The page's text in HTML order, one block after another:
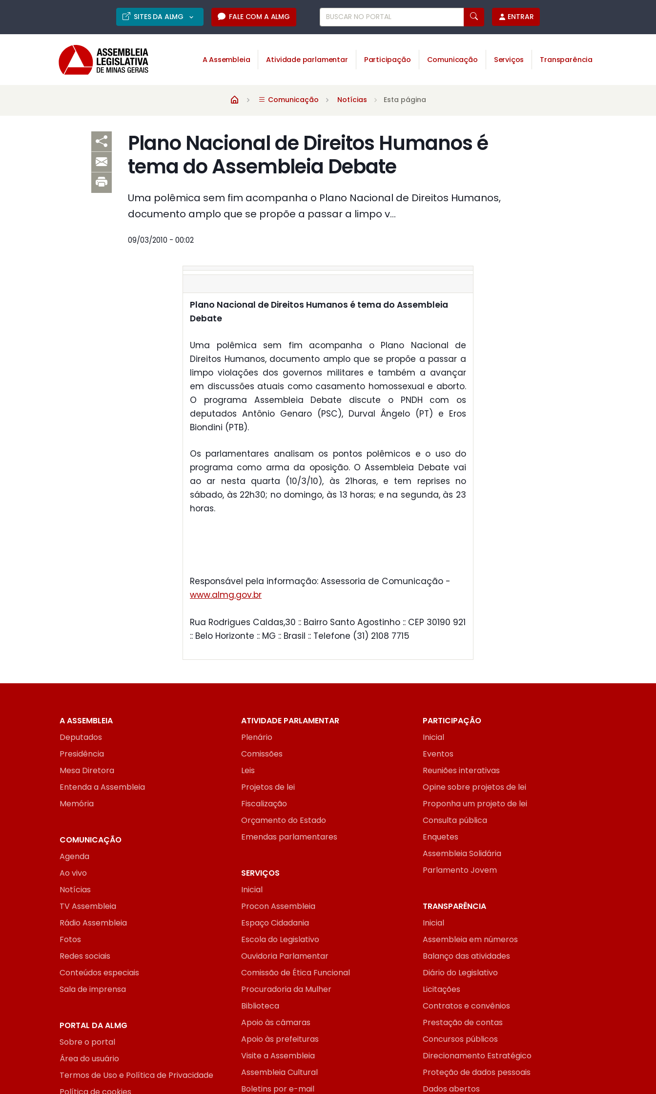
SITES DA ALMG FALE COM A ALMG ENTRAR
A Assembleia Atividade parlamentar Participação Comunicação Serviços Transparência
Comunicação Notícias Esta página
Plano Nacional de Direitos Humanos é
tema do Assembleia Debate
Uma polêmica sem fim acompanha o Plano Nacional de Direitos Humanos,
documento amplo que se propõe a passar a limpo v...
09/03/2010 - 00:02
Plano Nacional de Direitos Humanos é tema do Assembleia
Debate
Uma polêmica sem fim acompanha o Plano Nacional de
Direitos Humanos, documento amplo que se propõe a passar a
limpo violações dos governos militares e também a avançar
em discussões atuais como casamento homossexual e aborto.
O programa Assembleia Debate discute o PNDH com os
deputados Antônio Genaro (PSC), Durval Ângelo (PT) e Eros
Biondini (PTB).
Os parlamentares analisam os pontos polêmicos e o uso do
programa como arma da oposição. O Assembleia Debate vai
ao ar nesta quarta (10/3/10), às 21horas, e tem reprises no
sábado, às 22h30; no domingo, às 13 horas; e na segunda, às 23
horas.
Responsável pela informação: Assessoria de Comunicação -
www.almg.gov.br
Rua Rodrigues Caldas,30 :: Bairro Santo Agostinho :: CEP 30190 921
:: Belo Horizonte :: MG :: Brasil :: Telefone (31) 2108 7715
A ASSEMBLEIA
Deputados
Presidência
Mesa Diretora
Entenda a Assembleia
Memória
ATIVIDADE PARLAMENTAR
Plenário
Comissões
Leis
Projetos de lei
Fiscalização
Orçamento do Estado
Emendas parlamentares
PARTICIPAÇÃO
Inicial
Eventos
Reuniões interativas
Opine sobre projetos de lei
Proponha um projeto de lei
Consulta pública
Enquetes
Assembleia Solidária
Parlamento Jovem
COMUNICAÇÃO
Agenda
Ao vivo
Notícias
TV Assembleia
Rádio Assembleia
Fotos
Redes sociais
Conteúdos especiais
Sala de imprensa
SERVIÇOS
Inicial
Procon Assembleia
Espaço Cidadania
Escola do Legislativo
Ouvidoria Parlamentar
Comissão de Ética Funcional
Procuradoria da Mulher
Biblioteca
Apoio às câmaras
Apoio às prefeituras
Visite a Assembleia
Assembleia Cultural
Boletins por e-mail
TRANSPARÊNCIA
Inicial
Assembleia em números
Balanço das atividades
Diário do Legislativo
Licitações
Contratos e convênios
Prestação de contas
Concursos públicos
Direcionamento Estratégico
Proteção de dados pessoais
Dados abertos
PORTAL DA ALMG
Sobre o portal
Área do usuário
Termos de Uso e Política de Privacidade